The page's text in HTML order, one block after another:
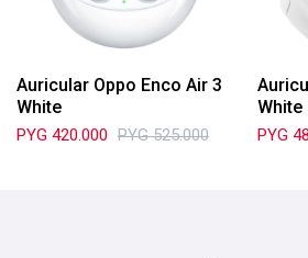
Auricular Oppo Enco Air 3
White
PYG 420.000 PYG 525.000
White
PYG